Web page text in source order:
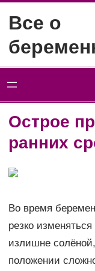
содержимому
Все о
Острое
ранних
Во время
резко
излишне
положении